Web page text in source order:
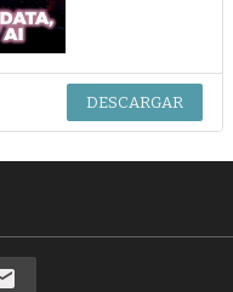
DESCARGAR